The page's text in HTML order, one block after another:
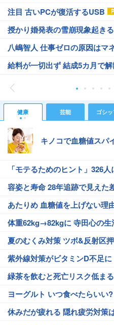
注目 古いPCが復活するUSB
授かり婚発表の雪崩現象起き
八嶋智人 仕事ゼロの原因はマ
給料が一切出ず 結成5カ月で
健康 芸能 ゴシ
キノコで血糖値スパ
「モテるためのヒント」326人
容姿と寿命 28年追跡で見えた
あたりめ 血糖値を上げない理
体重62kg→82kgに 寺田心の生
夏のむくみ対策 ツボ&反射区
紫外線対策がビタミンD不足に
緑茶を飲むと死亡リスク低ま
ヨーグルト いつ食べたらいい?
休みだが疲れる 隠れ疲労対策